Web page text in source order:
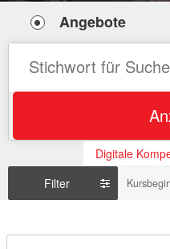
Angebote
Digitale
Filter